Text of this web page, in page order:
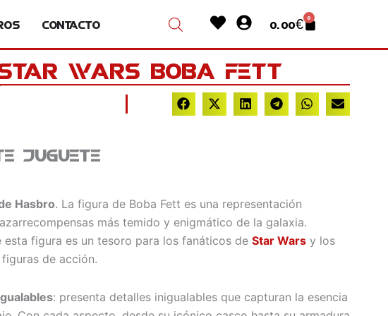
Contacto HeartUser-
circle
0.00€ 0
Cart
Wars Boba Fett
juguete
Hasbro. La figura de Boba Fett es una representación
más temido y enigmático de la galaxia.
esta figura es un tesoro para los fanáticos de Star Wars y los
de acción.
: presenta detalles inigualables que capturan la esencia